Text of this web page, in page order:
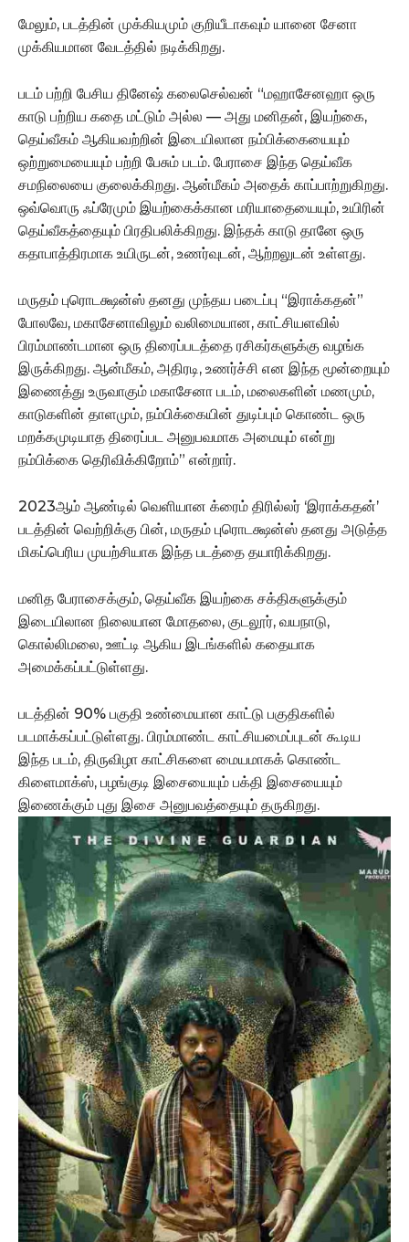
மேலும், படத்தின் முக்கியமும் குறியீடாகவும் யானை சேனா
முக்கியமான வேடத்தில் நடிக்கிறது.
படம் பற்றி பேசிய தினேஷ் கலைசெல்வன் “மஹாசேனஹா ஒரு
காடு பற்றிய கதை மட்டும் அல்ல — அது மனிதன், இயற்கை,
தெய்வீகம் ஆகியவற்றின் இடையிலான நம்பிக்கையையும்
ஒற்றுமையையும் பற்றி பேசும் படம். பேராசை இந்த தெய்வீக
சமநிலையை குலைக்கிறது. ஆன்மீகம் அதைக் காப்பாற்றுகிறது.
ஒவ்வொரு ஃப்ரேமும் இயற்கைக்கான மரியாதையையும், உயிரின்
தெய்வீகத்தையும் பிரதிபலிக்கிறது. இந்தக் காடு தானே ஒரு
கதாபாத்திரமாக உயிருடன், உணர்வுடன், ஆற்றலுடன் உள்ளது.
மருதம் புரொடக்ஷன்ஸ் தனது முந்தய படைப்பு “இராக்கதன்”
போலவே, மகாசேனாவிலும் வலிமையான, காட்சியளவில்
பிரம்மாண்டமான ஒரு திரைப்படத்தை ரசிகர்களுக்கு வழங்க
இருக்கிறது. ஆன்மீகம், அதிரடி, உணர்ச்சி என இந்த மூன்றையும்
இணைத்து உருவாகும் மகாசேனா படம், மலைகளின் மணமும்,
காடுகளின் தாளமும், நம்பிக்கையின் துடிப்பும் கொண்ட ஒரு
மறக்கமுடியாத திரைப்பட அனுபவமாக அமையும் என்று
நம்பிக்கை தெரிவிக்கிறோம்” என்றார்.
2023ஆம் ஆண்டில் வெளியான க்ரைம் திரில்லர் ‘இராக்கதன்’
படத்தின் வெற்றிக்கு பின், மருதம் புரொடக்ஷன்ஸ் தனது அடுத்த
மிகப்பெரிய முயற்சியாக இந்த படத்தை தயாரிக்கிறது.
மனித பேராசைக்கும், தெய்வீக இயற்கை சக்திகளுக்கும்
இடையிலான நிலையான மோதலை, குடலூர், வயநாடு,
கொல்லிமலை, ஊட்டி ஆகிய இடங்களில் கதையாக
அமைக்கப்பட்டுள்ளது.
படத்தின் 90% பகுதி உண்மையான காட்டு பகுதிகளில்
படமாக்கப்பட்டுள்ளது. பிரம்மாண்ட காட்சியமைப்புடன் கூடிய
இந்த படம், திருவிழா காட்சிகளை மையமாகக் கொண்ட
கிளைமாக்ஸ், பழங்குடி இசையையும் பக்தி இசையையும்
இணைக்கும் புது இசை அனுபவத்தையும் தருகிறது.